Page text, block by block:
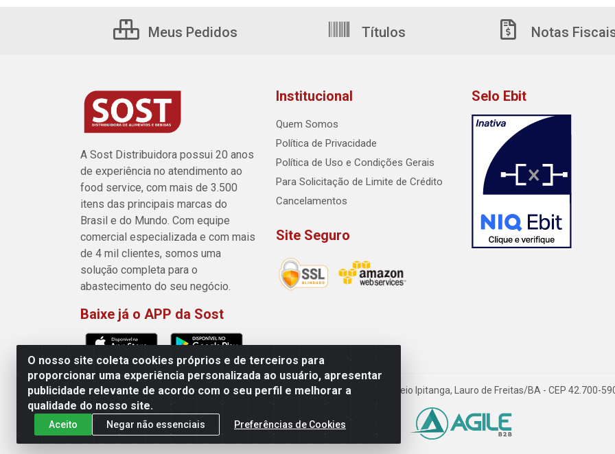
O nosso site coleta cookies próprios e de terceiros para
proporcionar uma experiência personalizada ao usuário, apresentar
publicidade relevante de acordo com o seu perfil e melhorar a
qualidade do nosso site.
Aceito Negar não essenciais Preferências de Cookies
Meus Pedidos Títulos Notas
A Sost Distribuidora possui 20 anos
de experiência no atendimento ao
food service, com mais de 3.500
itens das principais marcas do
Brasil e do Mundo. Com equipe
comercial especializada e com mais
de 4 mil clientes, somos uma
solução completa para o
abastecimento do seu negócio.
Baixe já o APP da Sost
Institucional
Quem Somos
Política de Privacidade
Política de Uso e Condições Gerais
Para Solicitação de Limite de Crédito
Cancelamentos
Site Seguro
Selo Ebit
Sost Distribuidora - Rua Cândido Rissut, 254 - Recreio Ipitanga, Lauro de Freitas/BA - CEP 42.700-